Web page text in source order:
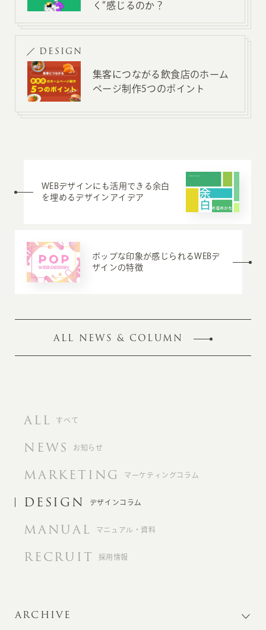
く”感じるのか？
DESIGN
集客につながる飲食店のホーム
ページ制作5つのポイント
WEBデザインにも活用できる余白
を埋めるデザインアイデア
ポップな印象が感じられるWEBデ
ザインの特徴
ALL NEWS & COLUMN
ALL すべて
NEWS お知らせ
MARKETING マーケティングコラム
DESIGN デザインコラム
MANUAL マニュアル・資料
RECRUIT 採用情報
ARCHIVE